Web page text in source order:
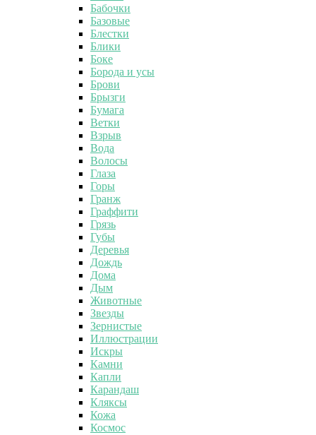
Бабочки
Базовые
Блестки
Блики
Боке
Борода и усы
Брови
Брызги
Бумага
Ветки
Взрыв
Вода
Волосы
Глаза
Горы
Гранж
Граффити
Грязь
Губы
Деревья
Дождь
Дома
Дым
Животные
Звезды
Зернистые
Иллюстрации
Искры
Камни
Капли
Карандаш
Кляксы
Кожа
Космос